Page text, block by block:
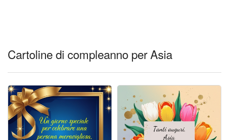
Cartoline giorni settimana
Cartoline musicali
Cartoline animate
Accedi
Cartoline di compleanno per Asia